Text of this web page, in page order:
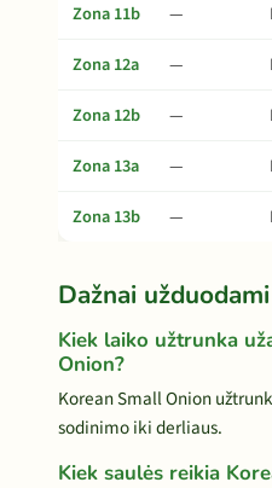
Zona 11b —
Zona 12a
—
Zona 12b
—
Zona 13a
—
Zona 13b
—
Dažnai
Kiek laiko užtrunka
Onion?
Korean Small Onion
sodinimo iki derliaus.
Kiek saulės reikia